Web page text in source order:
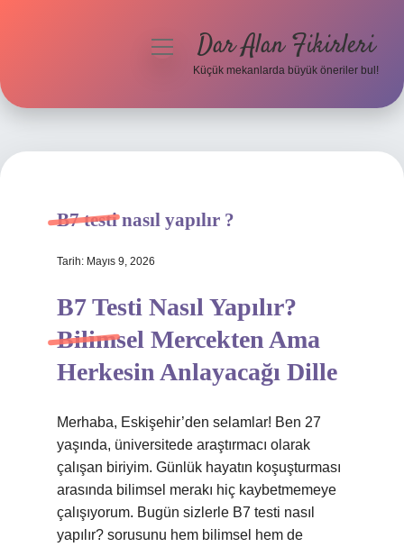
Hakkımızda
menüyüDar Alan Fikirleri
Küçük mekanlarda büyük öneriler bul!
B7 testi nasıl yapılır ?
Tarih: Mayıs 9, 2026
B7 Testi Nasıl Yapılır?
Bilimsel Mercekten Ama
Herkesin Anlayacağı Dille
Merhaba, Eskişehir’den selamlar! Ben 27
yaşında, üniversitede araştırmacı olarak
çalışan biriyim. Günlük hayatın koşuşturması
arasında bilimsel merakı hiç kaybetmemeye
çalışıyorum. Bugün sizlerle B7 testi nasıl
yapılır? sorusunu hem bilimsel hem de